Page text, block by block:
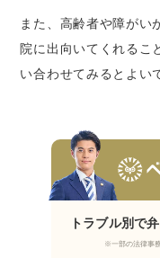
また、高齢者や障がい
院に出向いてくれるこ
い合わせてみるとよい
トラブル別で
※一部の法律事